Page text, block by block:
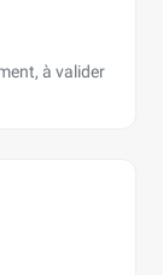
à valider